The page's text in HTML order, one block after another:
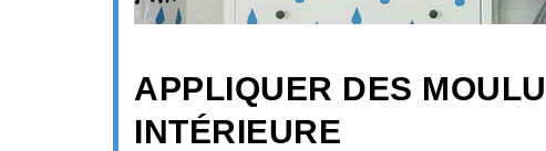
APPLIQUER DES
INTÉRIEURE